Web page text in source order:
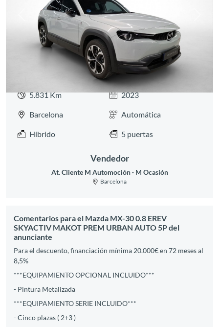
Anterior
5.831 Km 2023
Barcelona Automática
Híbrido 5 puertas
Vendedor
At. Cliente M Automoción M Ocasión
Barcelona
Comentarios para el Mazda MX-30 0.8 EREV
SKYACTIV MAKOT PREM URBAN AUTO 5P del
anunciante
Para el descuento, financiación mínima 20.000€ en 72 meses al
8,5%
***EQUIPAMIENTO OPCIONAL INCLUIDO***
- Pintura Metalizada
***EQUIPAMIENTO SERIE INCLUIDO***
- Cinco plazas ( 2+3 )